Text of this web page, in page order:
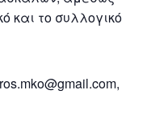
και το συλλογικό